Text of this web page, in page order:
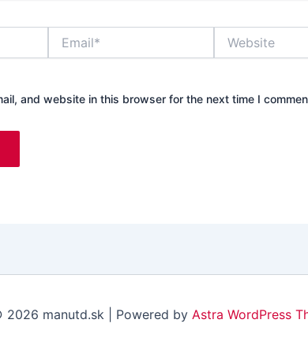
and website in this browser for the next time I
manutd.sk | Powered by Astra WordPress